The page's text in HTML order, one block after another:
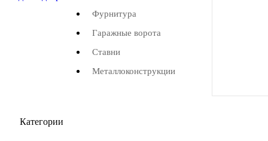
Фурнитура
Гаражные ворота
Ставни
Металлоконструкции
Категории